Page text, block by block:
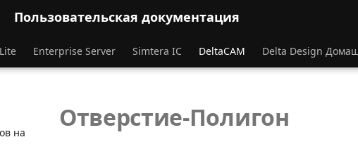
Пользовательская документация
Enterprise Server Simtera IC DeltaCAM Delta Design
на
Отверстие-Полигон